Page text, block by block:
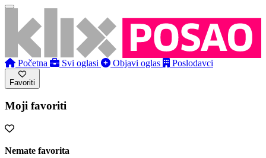
Početna Svi oglasi Objavi oglas Poslodavci
Favoriti
Moji favoriti
Nemate favorita